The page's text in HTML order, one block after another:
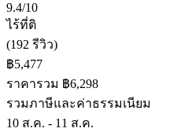
9.4/10
ไร้ที่ติ
(192 รีวิว)
฿5,477
ราคารวม ฿6,298
รวมภาษีและค่าธรรมเนียม
10 ส.ค. - 11 ส.ค.